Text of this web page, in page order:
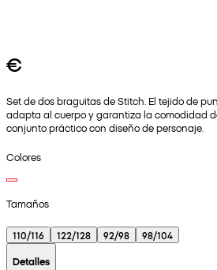
€
Set de dos braguitas de Stitch. El tejido de
adapta al cuerpo y garantiza la comodidad
conjunto práctico con diseño de personaje.
Colores
Tamaños
110/116 122/128 92/98
98/104
Detalles